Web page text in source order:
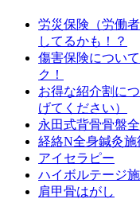
労災保険（労働
してるかも！？
傷害保険につい
ク！
お得な紹介割に
げてください）
永田式背骨骨盤
経絡N全身鍼灸施
アイセラピー
ハイボルテージ
肩甲骨はがし